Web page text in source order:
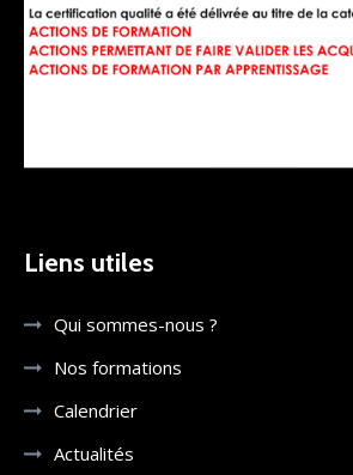
Liens utiles
Qui sommes-nous ?
Nos formations
Calendrier
Actualités